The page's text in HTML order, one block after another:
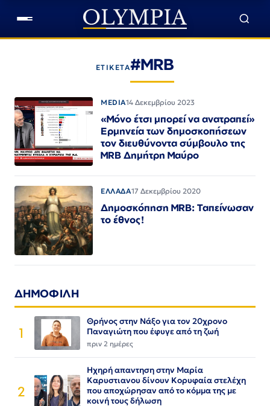
ΕΤΙΚΕΤΑ#MRB
MEDIA14 Δεκεμβρίου 2023
«Μόνο έτσι μπορεί να ανατραπεί»
Ερμηνεία των δημοσκοπήσεων
τον διευθύνοντα σύμβουλο της
MRB Δημήτρη Μαύρο
ΕΛΛΑΔΑ17 Δεκεμβρίου 2020
Δημοσκόπηση MRB: Ταπείνωσαν
το έθνος!
ΔΗΜΟΦΙΛΗ
1
Θρήνος στην Νάξο για τον 20χρονο
Παναγιώτη που έφυγε από τη ζωή
πριν 2 ημέρες
2
Ηχηρή απαντηση στην Μαρία
Καρυστιανου δίνουν Κορυφαία στελέχη
που αποχώρησαν από το κόμμα της με
κοινή τους δήλωση